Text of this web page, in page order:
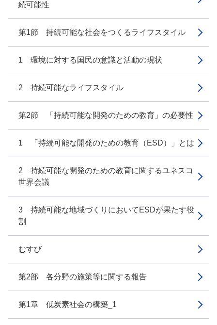
続可能性
第1節 持続可能な社会をつくるライフスタイル
1 環境に対する国民の意識と活動の現状
2 持続可能なライフスタイル
第2節 「持続可能な開発のための教育」の必要性
1 「持続可能な開発のための教育（ESD）」とは
2 持続可能な開発のための教育に関するユネスコ
世界会議
3 持続可能な地域づくりにおいてESDが果たす役
割
むすび
第2部 各分野の施策等に関する報告
第1章 低炭素社会の構築_1